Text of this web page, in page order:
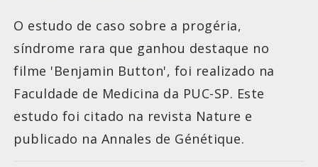
O estudo de caso sobre a progéria,
síndrome rara que ganhou destaque no
filme 'Benjamin Button', foi realizado na
Faculdade de Medicina da PUC-SP. Este
estudo foi citado na revista Nature e
publicado na Annales de Génétique.